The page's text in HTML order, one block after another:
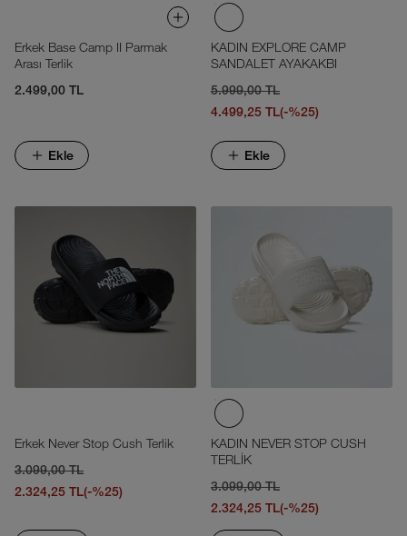
Erkek Base Camp II Parmak
Arası Terlik
2.499,00 TL
Ekle
KADIN EXPLORE CAMP
SANDALET AYAKAKBI
5.999,00 TL
4.499,25 TL(-%25)
Ekle
Erkek Never Stop Cush Terlik
3.099,00 TL
2.324,25 TL(-%25)
KADIN NEVER STOP CUSH
TERLİK
3.099,00 TL
2.324,25 TL(-%25)